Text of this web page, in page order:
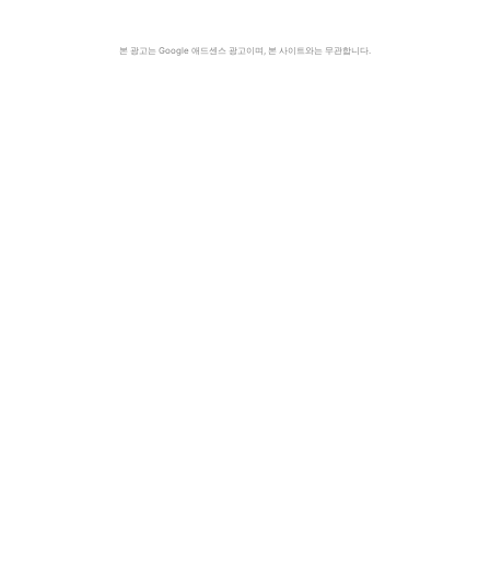
본 광고는 Google 애드센스 광고이며, 본 사이트와는 무관합니다.